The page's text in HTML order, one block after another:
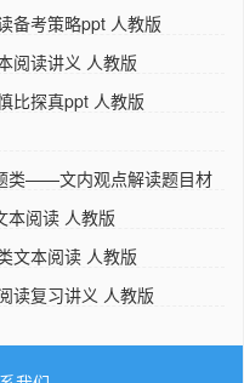
备考策略ppt 人教版
阅读讲义 人教版
比探真ppt 人教版
类——文内观点解读题目材
本阅读 人教版
文本阅读 人教版
读复习讲义 人教版